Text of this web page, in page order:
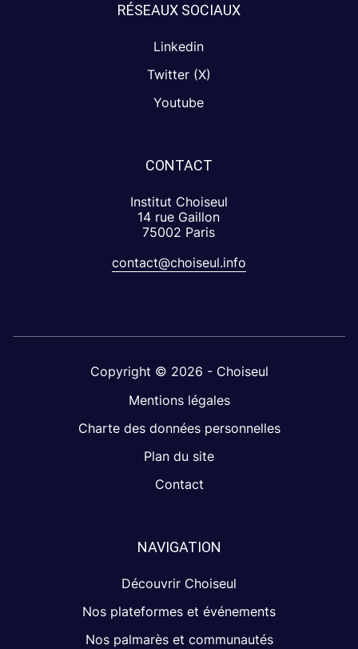
RÉSEAUX SOCIAUX
Linkedin
Twitter (X)
Youtube
CONTACT
Institut Choiseul
14 rue Gaillon
75002 Paris
contact@choiseul.info
Copyright © 2026 - Choiseul
Mentions légales
Charte des données personnelles
Plan du site
Contact
NAVIGATION
Découvrir Choiseul
Nos plateformes et événements
Nos palmarès et communautés